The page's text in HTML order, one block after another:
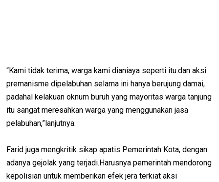
“Kami tidak terima, warga kami dianiaya seperti itu.dan aksi
premanisme dipelabuhan selama ini hanya berujung damai,
padahal kelakuan oknum buruh yang mayoritas warga tanjung
itu sangat meresahkan warga yang menggunakan jasa
pelabuhan,”lanjutnya.
Farid juga mengkritik sikap apatis Pemerintah Kota, dengan
adanya gejolak yang terjadi.Harusnya pemerintah mendorong
kepolisian untuk memberikan efek jera terkiat aksi